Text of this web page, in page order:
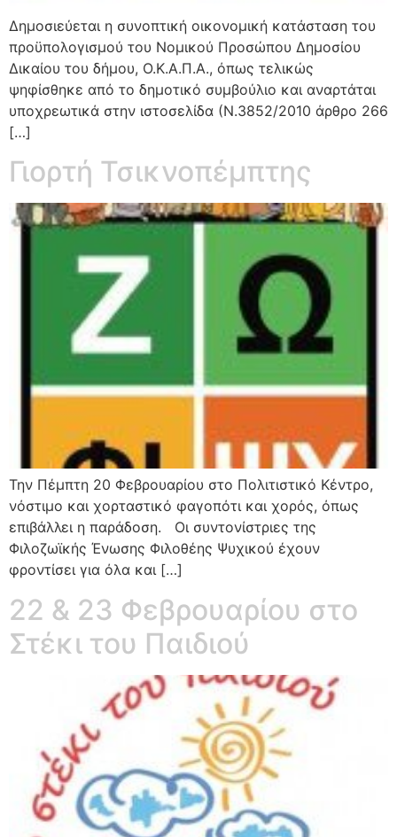
Δημοσιεύεται η συνοπτική οικονομική κατάσταση του
προϋπολογισμού του Νομικού Προσώπου Δημοσίου
Δικαίου του δήμου, Ο.Κ.Α.Π.Α., όπως τελικώς
ψηφίσθηκε από το δημοτικό συμβούλιο και αναρτάται
υποχρεωτικά στην ιστοσελίδα (Ν.3852/2010 άρθρο 266
[…]
Γιορτή Τσικνοπέμπτης
Την Πέμπτη 20 Φεβρουαρίου στο Πολιτιστικό Κέντρο,
νόστιµο και χορταστικό φαγοπότι και χορός, όπως
επιβάλλει η παράδοση. Οι συντονίστριες της
Φιλοζωϊκής Ένωσης Φιλοθέης Ψυχικού έχουν
φροντίσει για όλα και […]
22 & 23 Φεβρουαρίου στο
Στέκι του Παιδιού